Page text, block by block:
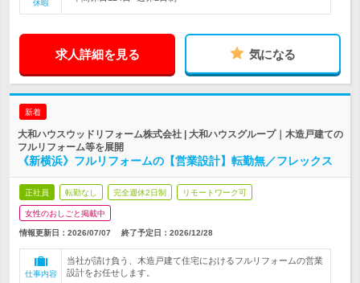
休暇
求人詳細を見る 気になる
新着
大和ハウスウッドリフォーム株式会社 | 大和ハウスグループ｜木造戸建ての
フルリフォーム等を展開
《新横浜》フルリフォームの【営業設計】転勤無／フレックス
正社員 転勤なし 完全週休2日制 リモートワーク可
女性のおしごと掲載中
情報更新日：2026/07/07 終了予定日： 2026/12/28
仕事内容
当社が請け負う、木造戸建て住宅におけるフルリフォームの営業
設計をお任せします。